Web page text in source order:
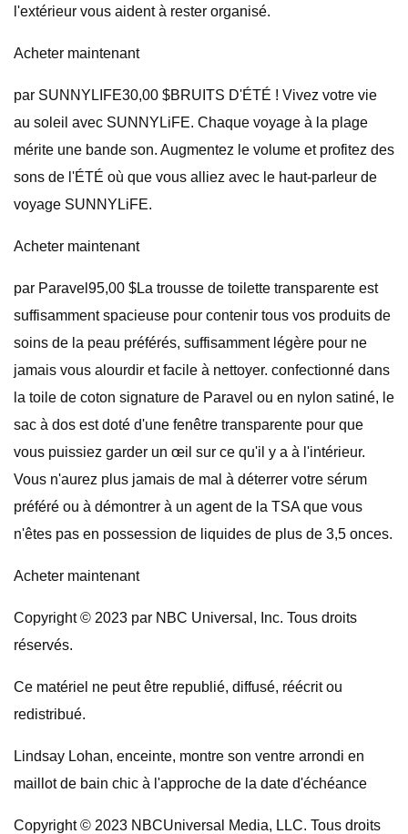
l'extérieur vous aident à rester organisé.
Acheter maintenant
par SUNNYLIFE30,00 $BRUITS D'ÉTÉ ! Vivez votre vie
au soleil avec SUNNYLiFE. Chaque voyage à la plage
mérite une bande son. Augmentez le volume et profitez des
sons de l'ÉTÉ où que vous alliez avec le haut-parleur de
voyage SUNNYLiFE.
Acheter maintenant
par Paravel95,00 $La trousse de toilette transparente est
suffisamment spacieuse pour contenir tous vos produits de
soins de la peau préférés, suffisamment légère pour ne
jamais vous alourdir et facile à nettoyer. confectionné dans
la toile de coton signature de Paravel ou en nylon satiné, le
sac à dos est doté d'une fenêtre transparente pour que
vous puissiez garder un œil sur ce qu'il y a à l'intérieur.
Vous n'aurez plus jamais de mal à déterrer votre sérum
préféré ou à démontrer à un agent de la TSA que vous
n'êtes pas en possession de liquides de plus de 3,5 onces.
Acheter maintenant
Copyright © 2023 par NBC Universal, Inc. Tous droits
réservés.
Ce matériel ne peut être republié, diffusé, réécrit ou
redistribué.
Lindsay Lohan, enceinte, montre son ventre arrondi en
maillot de bain chic à l'approche de la date d'échéance
Copyright © 2023 NBCUniversal Media, LLC. Tous droits